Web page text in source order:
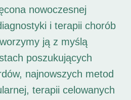
nowoczesnej
i terapii chorób
ją z myślą
poszukujących
najnowszych metod
terapii celowanych